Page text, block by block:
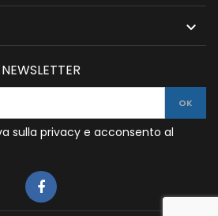

NEWSLETTER
sulla privacy e acconsento al